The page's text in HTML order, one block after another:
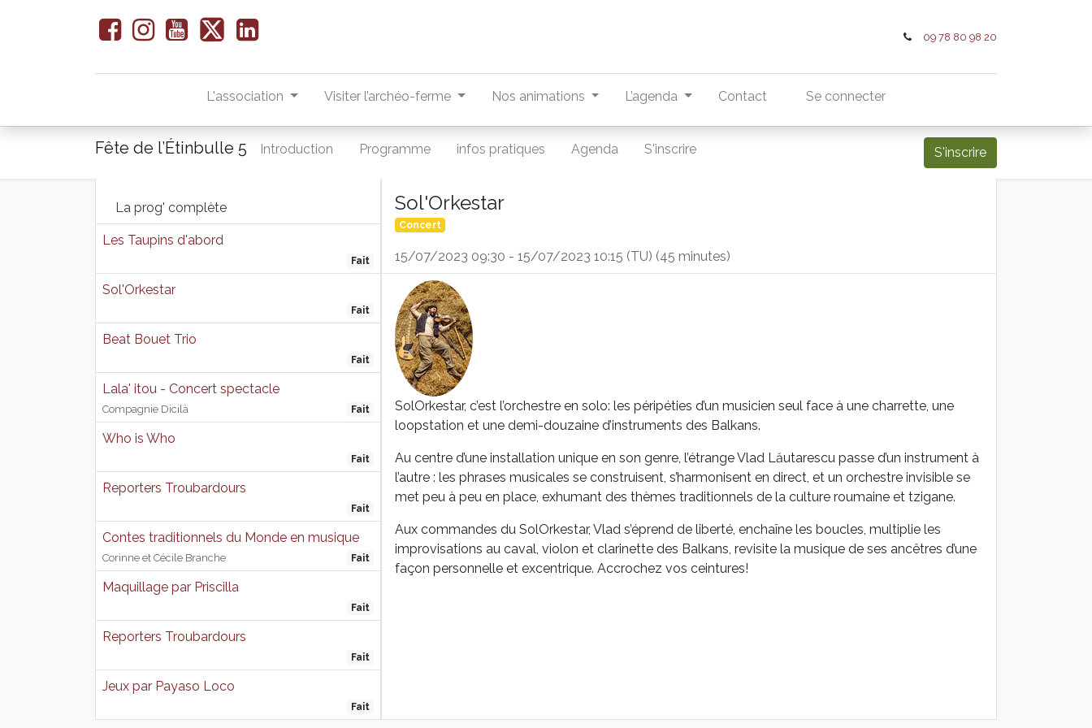
09 78 80 98 20
L'association Visiter l’archéo-ferme Nos animations L’agenda Contact Se connecter
Fête de l’Étinbulle 5 Introduction Programme infos pratiques Agenda S'inscrire S'inscrire
La prog' complète
Les Taupins d'abord
Fait
Sol'Orkestar
Fait
Beat Bouet Trio
Fait
Lala' itou - Concert spectacle
Compagnie Dicilà Fait
Who is Who
Fait
Reporters Troubardours
Fait
Contes traditionnels du Monde en musique
Corinne et Cécile Branche Fait
Maquillage par Priscilla
Fait
Reporters Troubardours
Fait
Jeux par Payaso Loco
Fait
Sol'Orkestar
Concert
15/07/2023 09:30 - 15/07/2023 10:15 (TU) (45 minutes)
SolOrkestar, c’est l’orchestre en solo: les péripéties d’un musicien seul face à une charrette, une
loopstation et une demi-douzaine d’instruments des Balkans.
Au centre d’une installation unique en son genre, l’étrange Vlad Lăutarescu passe d’un instrument à
l’autre : les phrases musicales se construisent, s’harmonisent en direct, et un orchestre invisible se
met peu à peu en place, exhumant des thèmes traditionnels de la culture roumaine et tzigane.
Aux commandes du SolOrkestar, Vlad s’éprend de liberté, enchaîne les boucles, multiplie les
improvisations au caval, violon et clarinette des Balkans, revisite la musique de ses ancêtres d’une
façon personnelle et excentrique. Accrochez vos ceintures!